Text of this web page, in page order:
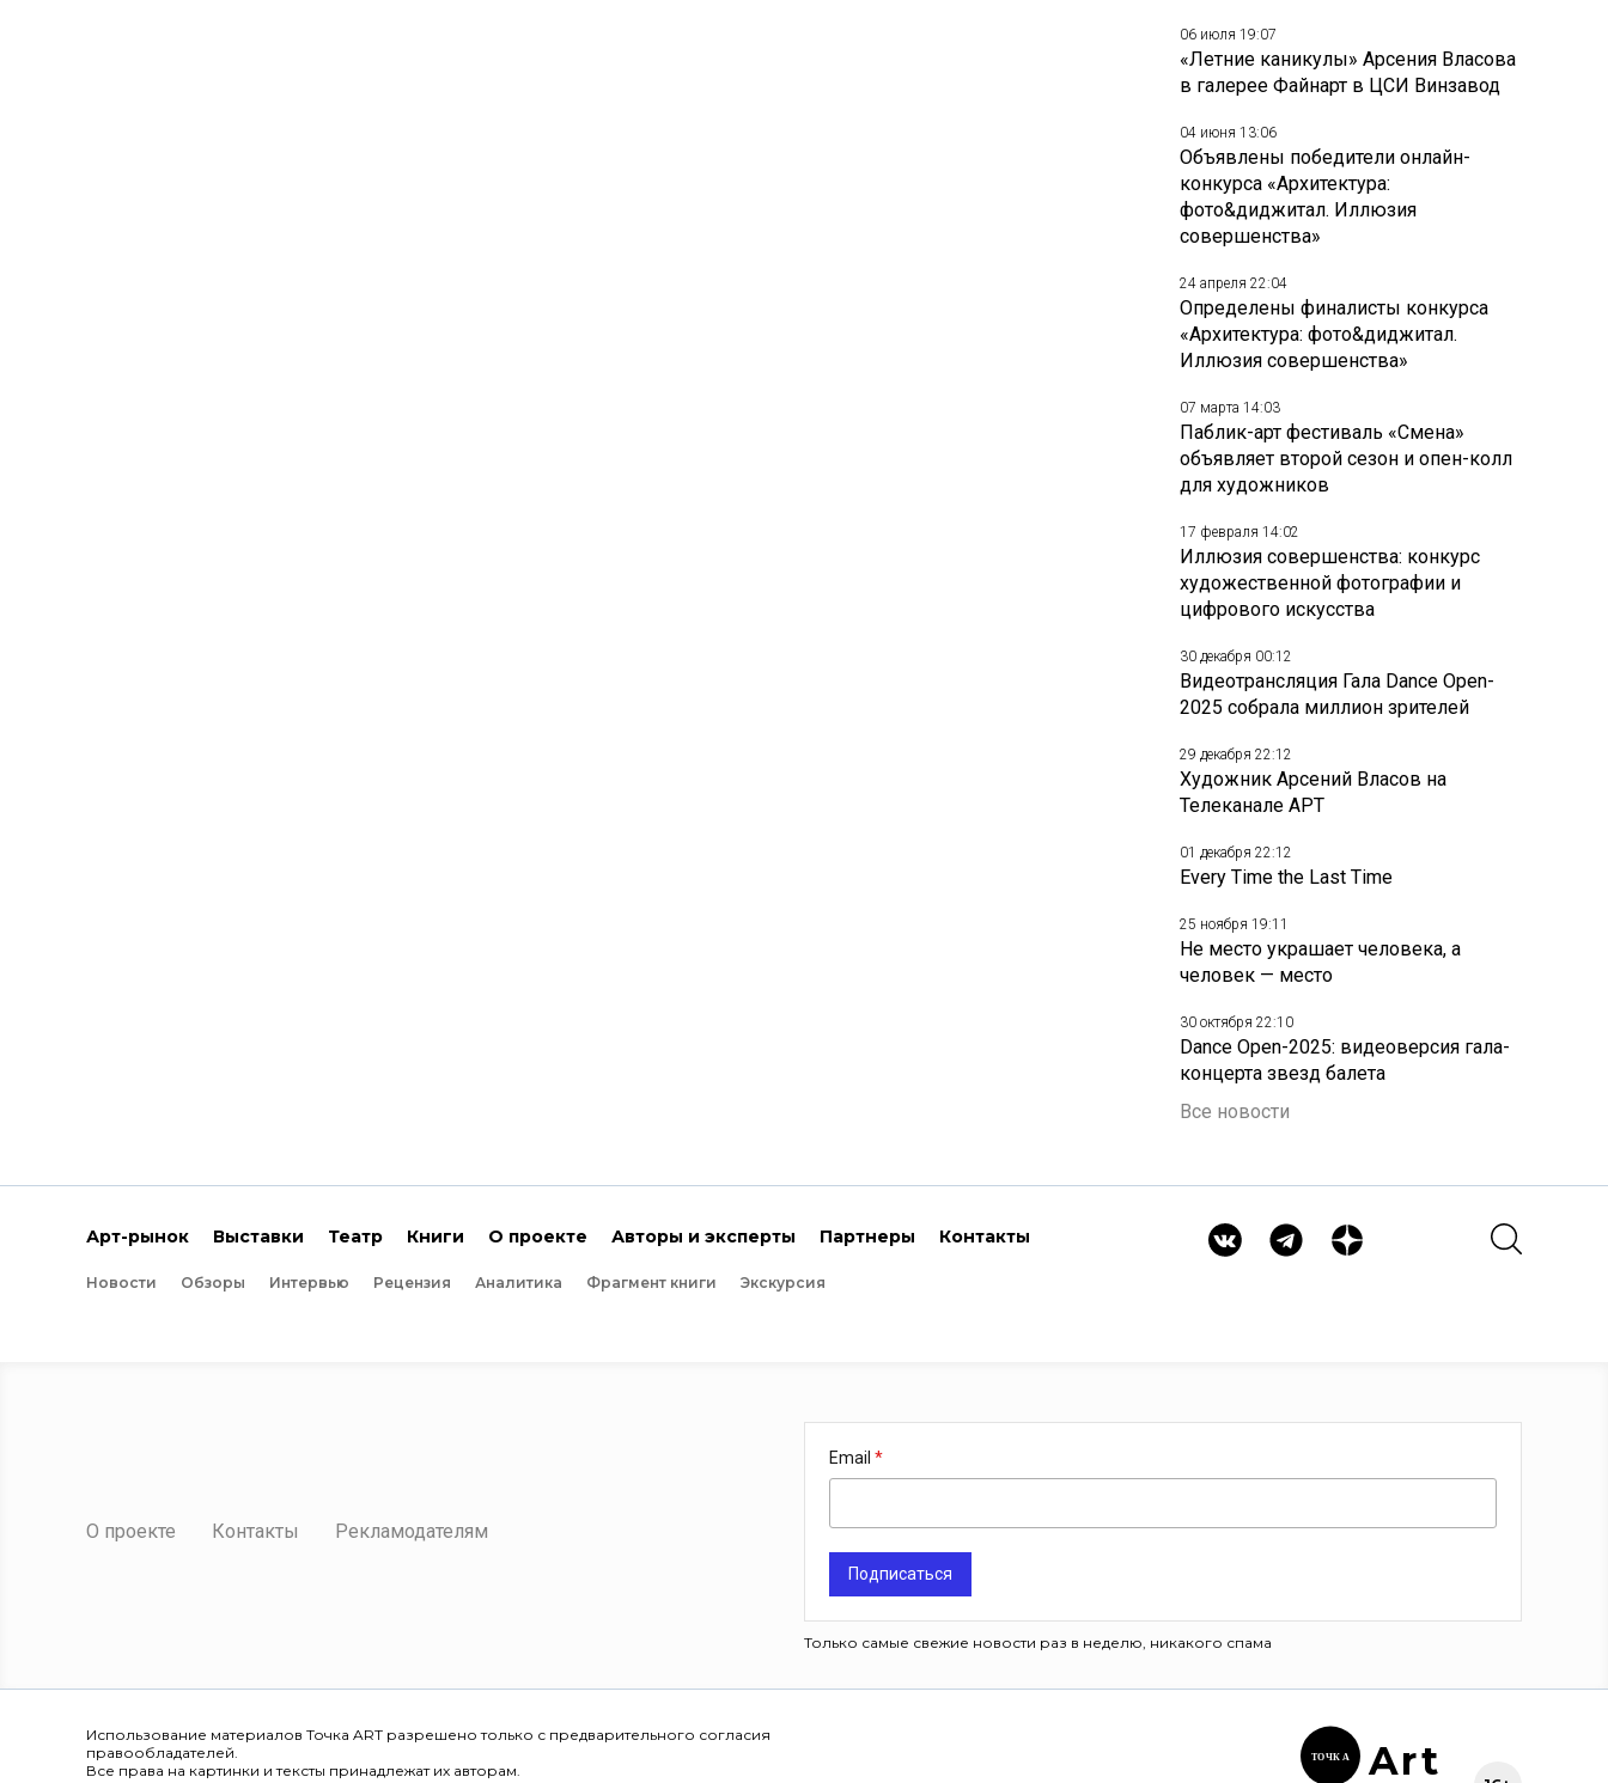
06 июля 19:07
«Летние каникулы» Арсения Власова
в галерее Файнарт в ЦСИ Винзавод
04 июня 13:06
Объявлены победители онлайн-
конкурса «Архитектура:
фото&диджитал. Иллюзия
совершенства»
24 апреля 22:04
Определены финалисты конкурса
«Архитектура: фото&диджитал.
Иллюзия совершенства»
07 марта 14:03
Паблик-арт фестиваль «Смена»
объявляет второй сезон и опен-колл
для художников
17 февраля 14:02
Иллюзия совершенства: конкурс
художественной фотографии и
цифрового искусства
30 декабря 00:12
Видеотрансляция Гала Dance Open-
2025 собрала миллион зрителей
29 декабря 22:12
Художник Арсений Власов на
Телеканале АРТ
01 декабря 22:12
Every Time the Last Time
25 ноября 19:11
Не место украшает человека, а
человек — место
30 октября 22:10
Dance Open-2025: видеоверсия гала-
концерта звезд балета
Все новости
Арт-рынок Выставки Театр Книги О проекте Авторы и эксперты Партнеры Контакты
Новости Обзоры Интервью Рецензия Аналитика Фрагмент книги Экскурсия
О проекте Контакты Рекламодателям
Email
Подписаться
Только самые свежие новости раз в неделю, никакого спама
Использование материалов Точка ART разрешено только с предварительного согласия
правообладателей.
Все права на картинки и тексты принадлежат их авторам.
ТОЧК А Art